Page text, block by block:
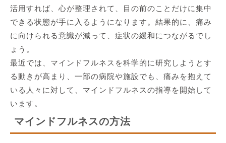
活用すれば、心が整理されて、目の前のことだけに集中
できる状態が手に入るようになります。結果的に、痛み
に向けられる意識が減って、症状の緩和につながるでし
ょう。
最近では、マインドフルネスを科学的に研究しようとす
る動きが高まり、一部の病院や施設でも、痛みを抱えて
いる人々に対して、マインドフルネスの指導を開始して
います。
マインドフルネスの方法